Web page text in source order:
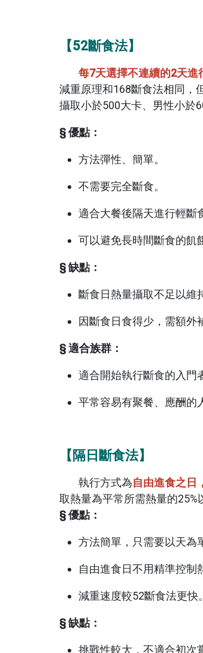
【52斷食法】
每7天選擇不連續的2天
減重原理和168斷食法相同，
攝取小於500大卡、男性小於
§ 優點：
方法彈性、簡單。
不需要完全斷食。
適合大餐後隔天進行輕斷
可以避免長時間斷食的飢
§ 缺點：
斷食日熱量攝取不足以維
因斷食日食得少，需額外
§ 適合族群：
適合開始執行斷食的入門
平常容易有聚餐、應酬的
【隔日斷食法】
執行方式為自由進食之日
取熱量為平常所需熱量的25%
§ 優點：
方法簡單，只需要以天為
自由進食日不用精準控制
減重速度較52斷食法更快
§ 缺點：
挑戰性較大，不適合初次